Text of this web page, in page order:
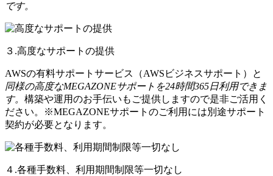
です。
３.高度なサポートの提供
AWSの有料サポートサービス（AWSビジネスサポート）と
同様の高度なMEGAZONEサポートを24時間365日利用できま
す。 構築や運用のお手伝いもご提供しますので是非ご活用く
ださい。※MEGAZONEサポートのご利用には別途サポート
契約が必要となります。
４.各種手数料、利用期間制限等一切なし